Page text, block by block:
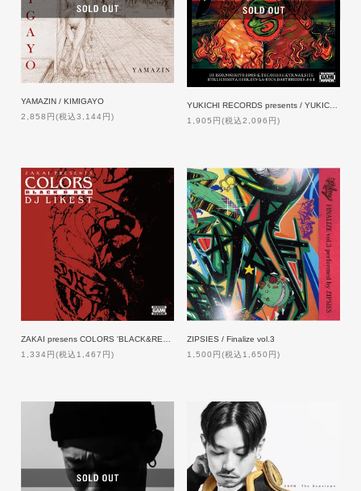
YAMAZIN / KIMIGAYO
2,858円(税込3,144円)
1,905円(税込2,096円)
1,334円(税込1,467円)
ZIPSIES / Finalize vol.3
1,500円(税込1,650円)